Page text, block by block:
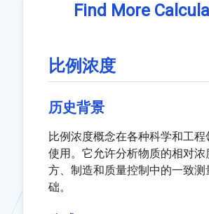
Find More
比例浓度
历史背景
比例浓度概念在各种科学和工程
使用。它允许分析物质的相对浓
方、制造和质量控制中的一致测
础。